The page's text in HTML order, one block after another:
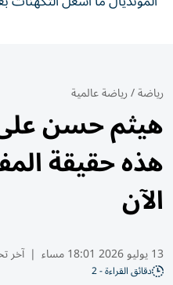
رياضة/رياضة عالمية
هيثم حسن على
هذه حقيقة
الآن
13 يوليو 2026 18:01 مساء | آخر
دقائق القراءة - 2